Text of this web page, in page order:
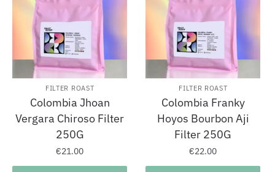
FILTER ROAST
Colombia Jhoan
Vergara Chiroso Filter
250G
€21.00
FILTER ROAST
Colombia Franky
Hoyos Bourbon Aji
Filter 250G
€22.00